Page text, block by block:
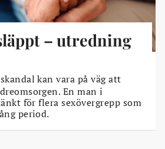
– utredning
kan vara på väg att
En man i
för flera sexövergrepp som
period.